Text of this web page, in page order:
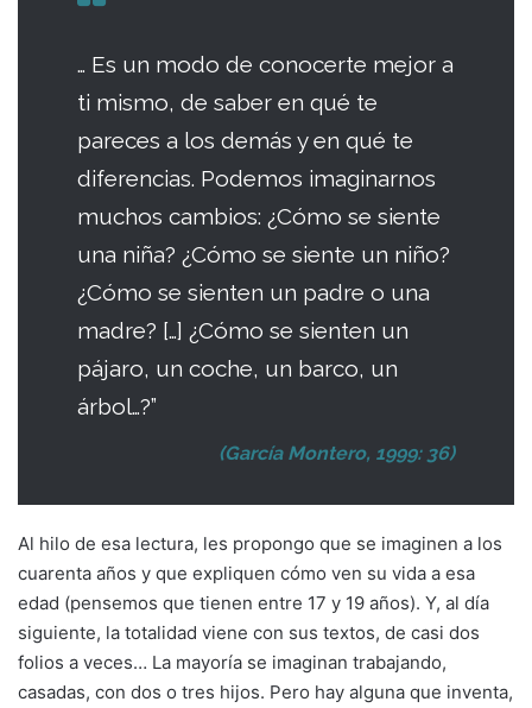
… Es un modo de conocerte mejor a
ti mismo, de saber en qué te
pareces a los demás y en qué te
diferencias. Podemos imaginarnos
muchos cambios: ¿Cómo se siente
una niña? ¿Cómo se siente un niño?
¿Cómo se sienten un padre o una
madre? […] ¿Cómo se sienten un
pájaro, un coche, un barco, un
árbol…?”
(García Montero, 1999: 36)
Al hilo de esa lectura, les propongo que se imaginen a los
cuarenta años y que expliquen cómo ven su vida a esa
edad (pensemos que tienen entre 17 y 19 años). Y, al día
siguiente, la totalidad viene con sus textos, de casi dos
folios a veces… La mayoría se imaginan trabajando,
casadas, con dos o tres hijos. Pero hay alguna que inventa,